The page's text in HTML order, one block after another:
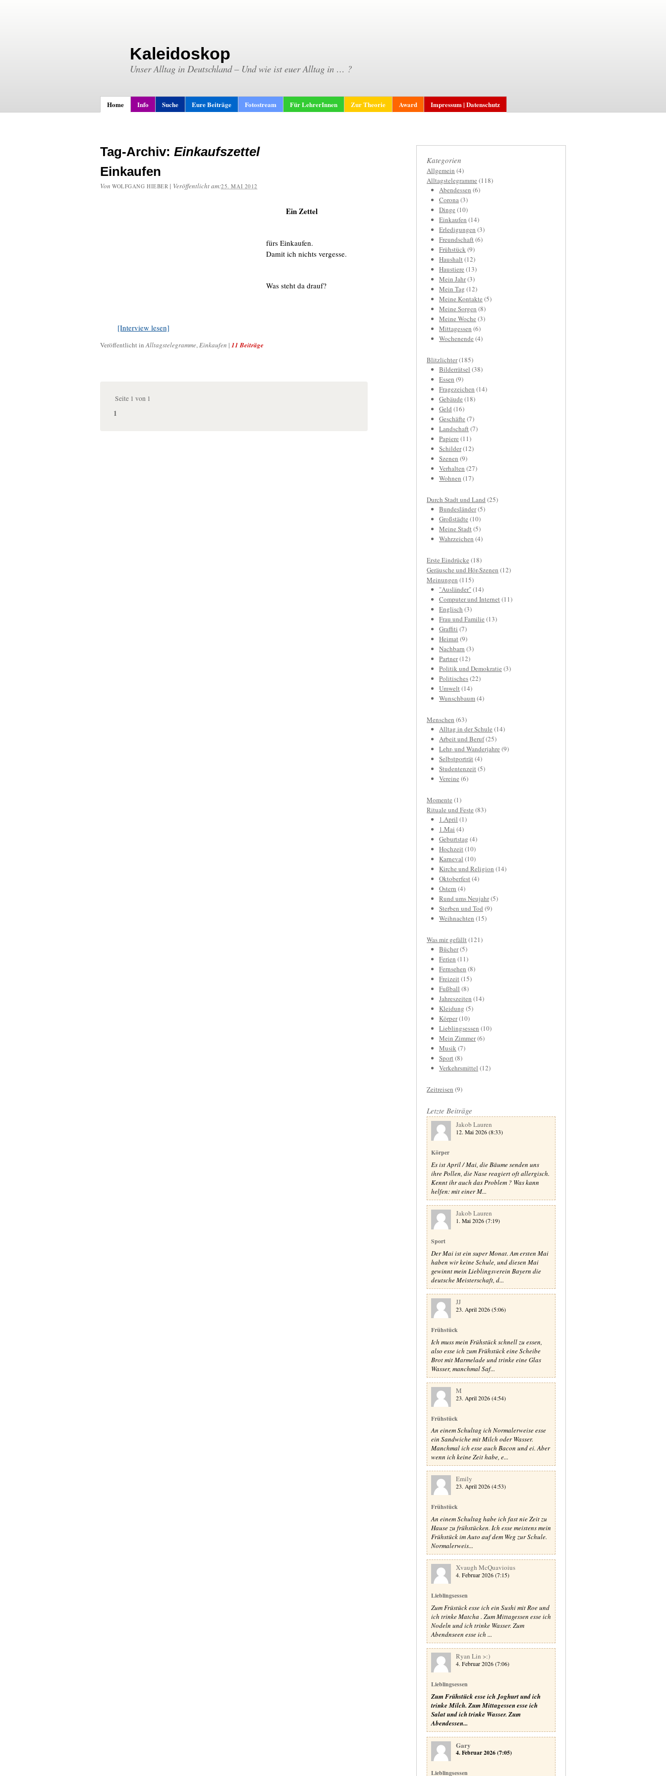
Kaleidoskop
Unser Alltag in Deutschland – Und wie ist euer Alltag in … ?
Home Info Suche Eure Beiträge Fotostream Für LehrerInnen Zur Theorie Award Impressum | Datenschutz
Tag-Archiv: Einkaufszettel
Einkaufen
Von WOLFGANG HIEBER | Veröffentlicht am:25. MAI 2012
Ein Zettel
fürs Einkaufen.
Damit ich nichts vergesse.
Was steht da drauf?
[Interview lesen]
Veröffentlicht inAlltagstelegramme,Einkaufen | 11 Beiträge
Seite 1 von 1
1
Kategorien
Allgemein (4)
Alltagstelegramme (118)
Abendessen (6)
Corona(3)
Dinge (10)
Einkaufen (14)
Erledigungen (3)
Freundschaft(6)
Frühstück(9)
Haushalt(12)
Haustiere (13)
Mein Jahr(3)
Mein Tag (12)
Meine Kontakte (5)
Meine Sorgen (8)
Meine Woche (3)
Mittagessen (6)
Wochenende (4)
Blitzlichter(185)
Bilderrätsel (38)
Essen (9)
Fragezeichen (14)
Gebäude (18)
Geld (16)
Geschäfte (7)
Landschaft(7)
Papiere (11)
Schilder(12)
Szenen (9)
Verhalten (27)
Wohnen (17)
Durch Stadt und Land (25)
Bundesländer(5)
Großstädte (10)
Meine Stadt(5)
Wahrzeichen (4)
Erste Eindrücke (18)
Geräusche und Hör-Szenen (12)
Meinungen (115)
"Ausländer"(14)
Computer und Internet(11)
Englisch (3)
Frau und Familie (13)
Graffiti (7)
Heimat(9)
Nachbarn (3)
Partner(12)
Politik und Demokratie (3)
Politisches(22)
Umwelt(14)
Wunschbaum(4)
Menschen (63)
Alltag in der Schule (14)
Arbeit und Beruf(25)
Lehr- und Wanderjahre (9)
Selbstporträt(4)
Studentenzeit(5)
Vereine (6)
Momente (1)
Rituale und Feste (83)
1.April (1)
1.Mai (4)
Geburtstag (4)
Hochzeit(10)
Karneval (10)
Kirche und Religion (14)
Oktoberfest(4)
Ostern (4)
Rund ums Neujahr(5)
Sterben und Tod (9)
Weihnachten (15)
Was mir gefällt(121)
Bücher(5)
Ferien (11)
Fernsehen (8)
Freizeit(15)
Fußball (8)
Jahreszeiten (14)
Kleidung (5)
Körper(10)
Lieblingsessen (10)
Mein Zimmer(6)
Musik(7)
Sport(8)
Verkehrsmittel (12)
Zeitreisen (9)
Letzte Beiträge
Jakob Lauren
12. Mai 2026 (8:33)
Körper
Es ist April / Mai, die Bäume senden uns
ihre Pollen, die Nase reagiert oft allergisch.
Kennt ihr auch das Problem ? Was kann
helfen: mit einer M...
Jakob Lauren
1. Mai 2026 (7:19)
Sport
Der Mai ist ein super Monat. Am ersten Mai
haben wir keine Schule, und diesen Mai
gewinnt mein Lieblingsverein Bayern die
deutsche Meisterschaft, d...
JJ
23. April 2026 (5:06)
Frühstück
Ich muss mein Frühstück schnell zu essen,
also esse ich zum Frühstück eine Scheibe
Brot mit Marmelade und trinke eine Glas
Wasser, manchmal Saf...
M
23. April 2026 (4:54)
Frühstück
An einem Schultag ich Normalerweise esse
ein Sandwiche mit Milch oder Wasser.
Manchmal ich esse auch Bacon und ei. Aber
wenn ich keine Zeit habe, e...
Emily
23. April 2026 (4:53)
Frühstück
An einem Schultag habe ich fast nie Zeit zu
Hause zu frühstücken. Ich esse meistens mein
Frühstück im Auto auf dem Weg zur Schule.
Normalerweis...
Xvaugh McQuavioius
4. Februar 2026 (7:15)
Lieblingsessen
Zum Früstück esse ich ein Sushi mit Roe und
ich trinke Matcha . Zum Mittagessen esse ich
Nodeln und ich trinke Wasser. Zum
Abendnseen esse ich ...
Ryan Lin >:)
4. Februar 2026 (7:06)
Lieblingsessen
Zum Frühstück esse ich Joghurt und ich
trinke Milch. Zum Mittagessen esse ich
Salat und ich trinke Wasser. Zum
Abendessen...
Gary
4. Februar 2026 (7:05)
Lieblingsessen